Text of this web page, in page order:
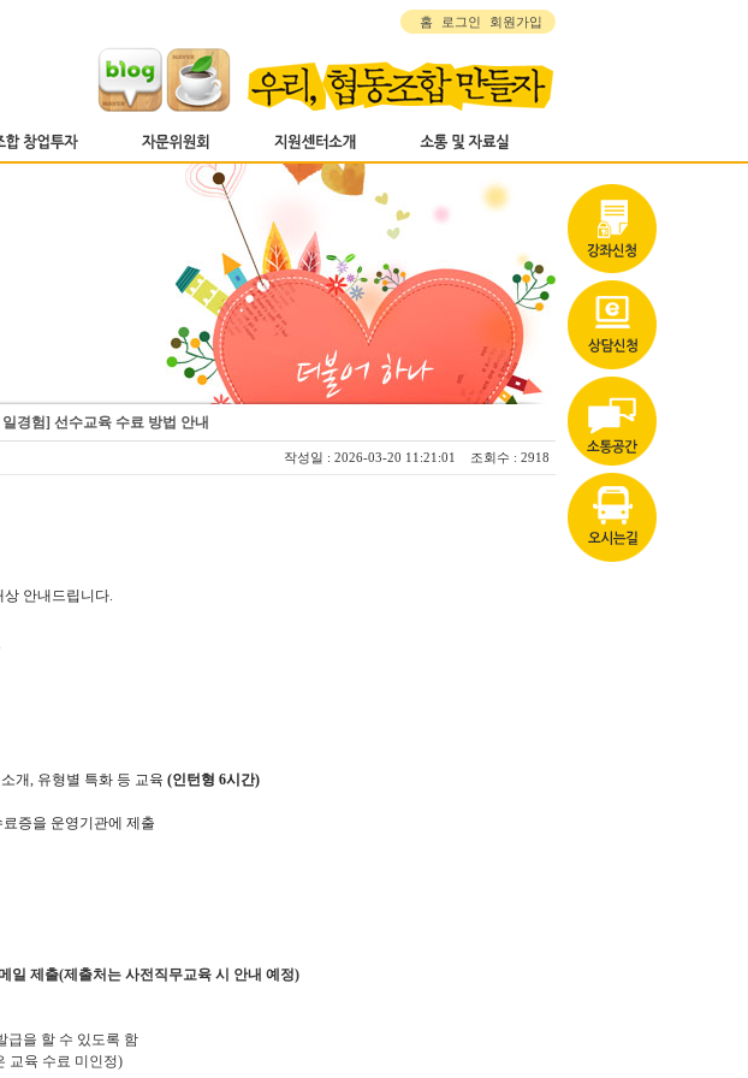
홈 로그인 회원가입
경험] 선수교육 수료 방법 안내
작성일 : 2026-03-20 11:21:01 조회수 : 2918
안내드립니다.
개, 유형별 특화 등 교육 (인턴형 6시간)
증을 운영기관에 제출
일 제출(제출처는 사전직무교육 시 안내 예정)
급을 할 수 있도록 함
교육 수료 미인정)